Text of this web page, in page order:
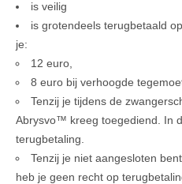
is veilig
is grotendeels terugbetaald
je:
12 euro,
8 euro bij verhoogde
Tenzij je tijdens de
Abrysvo™ kreeg toegediend. In
terugbetaling.
Tenzij je niet aangesloten
heb je geen recht op